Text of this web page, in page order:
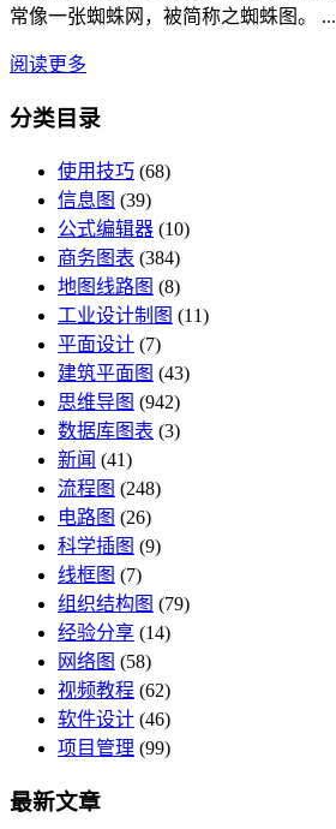
常像一张蜘蛛网，被简称之蜘蛛图。 ...
阅读更多
分类目录
使用技巧 (68)
信息图 (39)
公式编辑器 (10)
商务图表 (384)
地图线路图 (8)
工业设计制图 (11)
平面设计 (7)
建筑平面图 (43)
思维导图 (942)
数据库图表 (3)
新闻 (41)
流程图 (248)
电路图 (26)
科学插图 (9)
线框图 (7)
组织结构图 (79)
经验分享 (14)
网络图 (58)
视频教程 (62)
软件设计 (46)
项目管理 (99)
最新文章